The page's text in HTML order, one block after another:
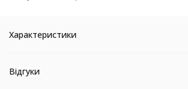
Характеристики
Відгуки